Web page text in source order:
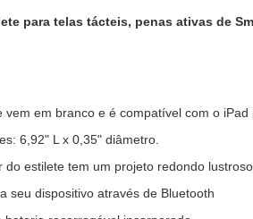
para telas tácteis, penas ativas de
vem em branco e é compatível com o iPad
6,92" L x 0,35" diâmetro.
do estilete tem um projeto redondo lustroso
seu dispositivo através de Bluetooth